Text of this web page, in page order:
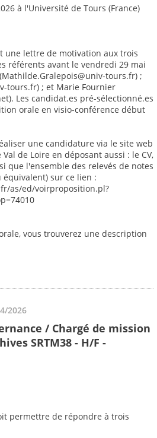
à l'Université de Tours (France)
une lettre de motivation aux trois
référents avant le vendredi 29 mai
tours.fr) ;
tours.fr) ; et Marie Fournier
Les candidat.es pré-sélectionné.es
orale en visio-conférence début
une candidature via le site web
de Loire en déposant aussi : le CV,
que l'ensemble des relevés de notes
équivalent) sur ce lien :
as/ed/voirproposition.pl?
vous trouverez une description
2026
/ Chargé de mission
SRTM38 - H/F -
permettre de répondre à trois